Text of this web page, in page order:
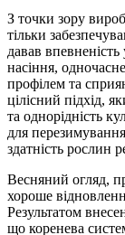
З точки зору
тільки
давав
насіння,
профілем та
цілісний підхід,
та однорідність
для
здатність рослин
Весняний огляд,
хороше
Результатом
що коренева